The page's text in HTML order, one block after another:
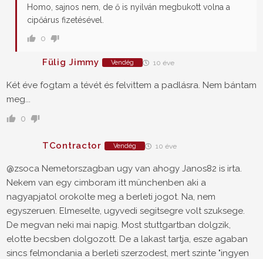
Homo, sajnos nem, de ő is nyilván megbukott volna a
cipőárus fizetésével.
0
Fülig Jimmy Vendég 10 éve
Két éve fogtam a tévét és felvittem a padlásra. Nem bántam
meg...
0
TContractor Vendég 10 éve
@zsoca Nemetorszagban ugy van ahogy Janos82 is irta.
Nekem van egy cimboram itt münchenben aki a
nagyapjatol orokolte meg a berleti jogot. Na, nem
egyszeruen. Elmeselte, ugyvedi segitsegre volt szuksege.
De megvan neki mai napig. Most stuttgartban dolgzik,
elotte becsben dolgozott. De a lakast tartja, esze agaban
sincs felmondania a berleti szerzodest, mert szinte "ingyen